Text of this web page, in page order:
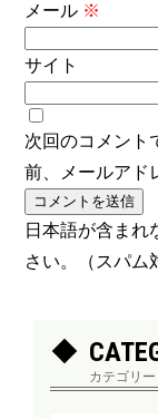
メール ※
サイト
次回のコメント
前、メールアド
日本語が含まれ
さい。（スパム
カテゴリー